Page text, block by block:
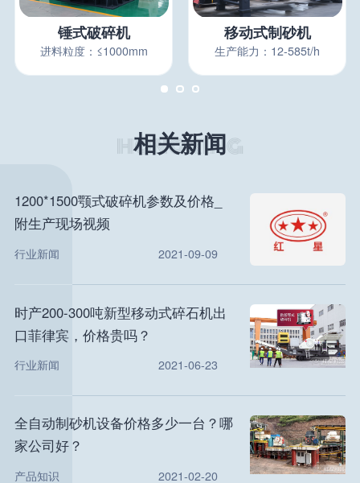
锤式破碎机
进料粒度：≤1000mm
移动式制砂机
生产能力：12-585t/h
相关新闻
1200*1500颚式破碎机参数及价格_
附生产现场视频
行业新闻 2021-09-09
时产200-300吨新型移动式碎石机出
口菲律宾，价格贵吗？
行业新闻 2021-06-23
全自动制砂机设备价格多少一台？哪
家公司好？
产品知识 2021-02-20